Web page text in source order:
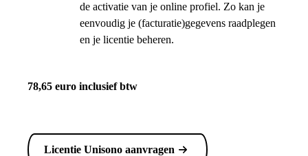
de activatie van je online profiel. Zo kan je
eenvoudig je (facturatie)gegevens raadplegen
en je licentie beheren.
78,65 euro inclusief btw
Licentie Unisono aanvragen